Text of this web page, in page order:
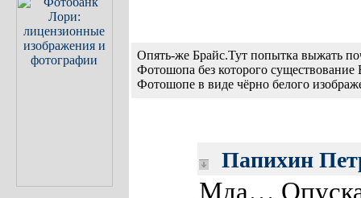
Опять-же Брайс.Тут попытка выжать
Фотошопа без которого
Фотошопе в виде чёрно белого
Папихин
Мда…